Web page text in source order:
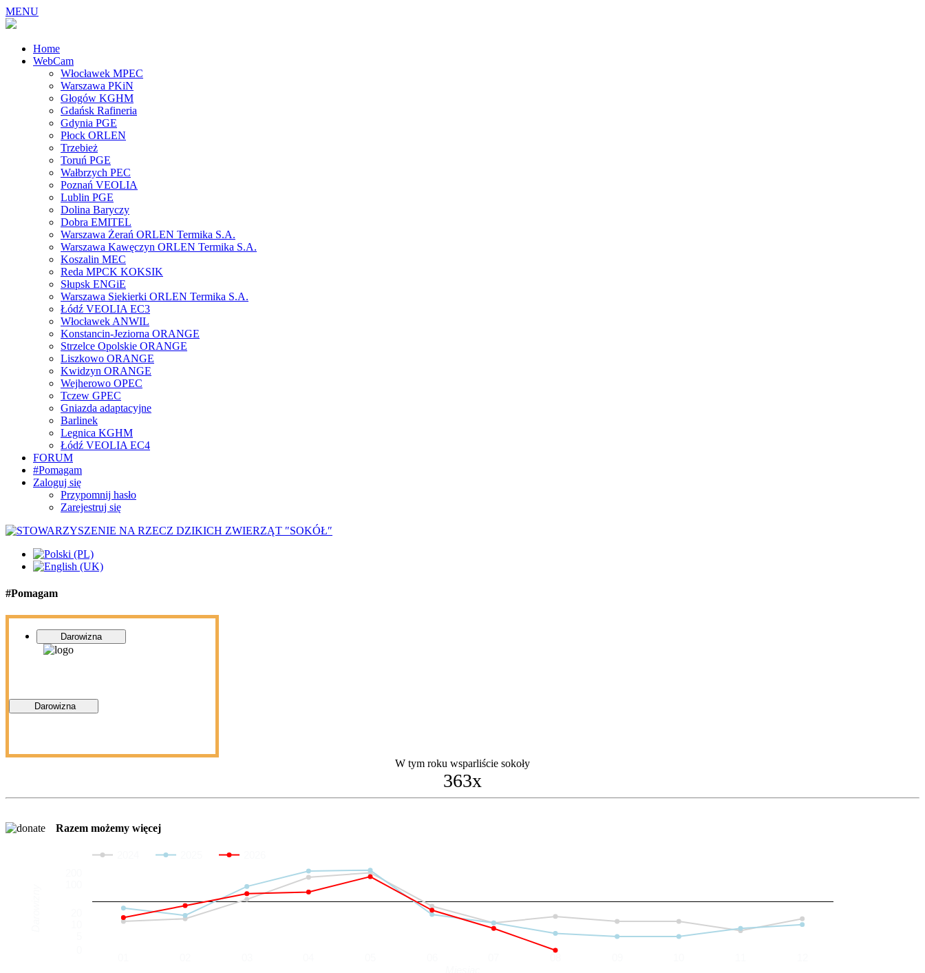
MENU
Home
WebCam
Włocławek MPEC
Warszawa PKiN
Głogów KGHM
Gdańsk Rafineria
Gdynia PGE
Płock ORLEN
Trzebież
Toruń PGE
Wałbrzych PEC
Poznań VEOLIA
Lublin PGE
Dolina Baryczy
Dobra EMITEL
Warszawa Żerań ORLEN Termika S.A.
Warszawa Kawęczyn ORLEN Termika S.A.
Koszalin MEC
Reda MPCK KOKSIK
Słupsk ENGiE
Warszawa Siekierki ORLEN Termika S.A.
Łódź VEOLIA EC3
Włocławek ANWIL
Konstancin-Jeziorna ORANGE
Strzelce Opolskie ORANGE
Liszkowo ORANGE
Kwidzyn ORANGE
Wejherowo OPEC
Tczew GPEC
Gniazda adaptacyjne
Barlinek
Legnica KGHM
Łódź VEOLIA EC4
FORUM
#Pomagam
Zaloguj się
Przypomnij hasło
Zarejestruj się
#Pomagam
Darowizna
Darowizna
W tym roku wsparliście sokoły
363x
Razem możemy więcej